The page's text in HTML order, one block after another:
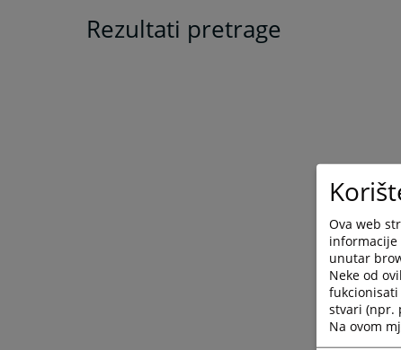
Rezultati pretrage
Ova web
informacije
unutar
Neke od
fukcionisati
stvari (npr.
Na ovom